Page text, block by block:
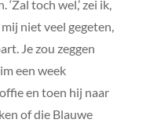
‘Zal toch wel,’ zei ik,
mij niet veel gegeten,
Je zou zeggen
een week
en toen hij naar
of die Blauwe